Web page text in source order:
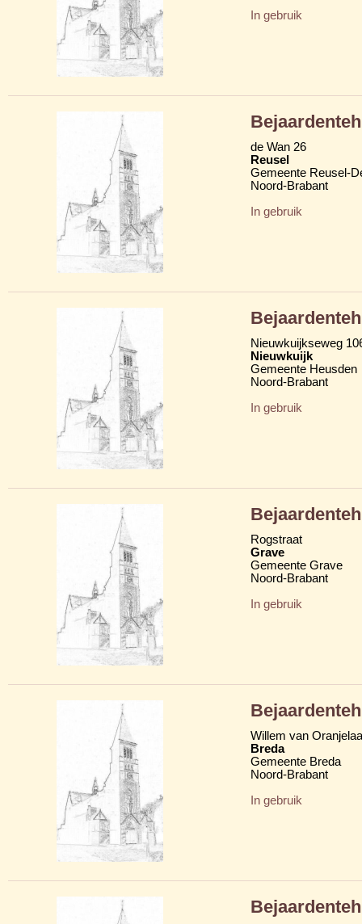
In gebruik
de Wan 26
Reusel
Gemeente Reusel-
Noord-Brabant
In gebruik
Nieuwkuijkseweg
Nieuwkuijk
Gemeente Heusden
Noord-Brabant
In gebruik
Rogstraat
Grave
Gemeente Grave
Noord-Brabant
In gebruik
Willem van
Breda
Gemeente Breda
Noord-Brabant
In gebruik